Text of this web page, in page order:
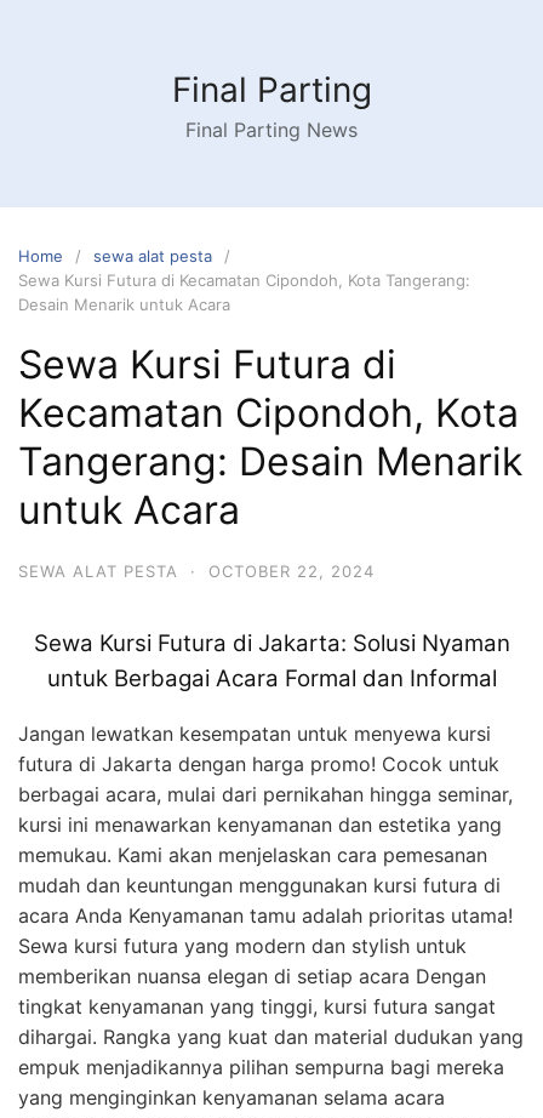
Final Parting
Final Parting News
Home
sewa alat pesta
Sewa Kursi Futura di Kecamatan Cipondoh, Kota Tangerang:
Desain Menarik untuk Acara
Sewa Kursi Futura di
Kecamatan Cipondoh, Kota
Tangerang: Desain Menarik
untuk Acara
SEWA ALAT PESTA · OCTOBER 22, 2024
Sewa Kursi Futura di Jakarta: Solusi Nyaman
untuk Berbagai Acara Formal dan Informal
Jangan lewatkan kesempatan untuk menyewa kursi
futura di Jakarta dengan harga promo! Cocok untuk
berbagai acara, mulai dari pernikahan hingga seminar,
kursi ini menawarkan kenyamanan dan estetika yang
memukau. Kami akan menjelaskan cara pemesanan
mudah dan keuntungan menggunakan kursi futura di
acara Anda Kenyamanan tamu adalah prioritas utama!
Sewa kursi futura yang modern dan stylish untuk
memberikan nuansa elegan di setiap acara Dengan
tingkat kenyamanan yang tinggi, kursi futura sangat
dihargai. Rangka yang kuat dan material dudukan yang
empuk menjadikannya pilihan sempurna bagi mereka
yang menginginkan kenyamanan selama acara